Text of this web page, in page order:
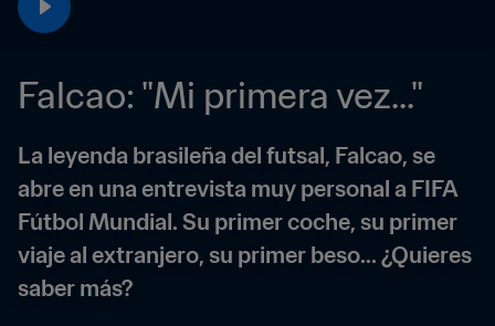
Falcao: "Mi primera vez..."
La leyenda brasileña del futsal, Falcao, se
abre en una entrevista muy personal a FIFA
Fútbol Mundial. Su primer coche, su primer
viaje al extranjero, su primer beso... ¿Quieres
saber más?